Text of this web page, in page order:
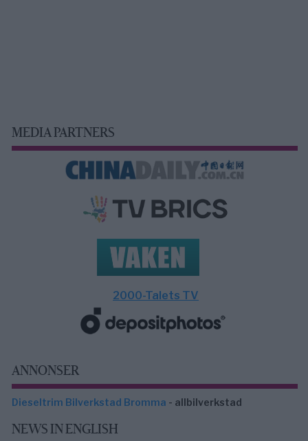
MEDIA PARTNERS
2000-Talets TV
ANNONSER
Dieseltrim Bilverkstad Bromma - allbilverkstad
NEWS IN ENGLISH